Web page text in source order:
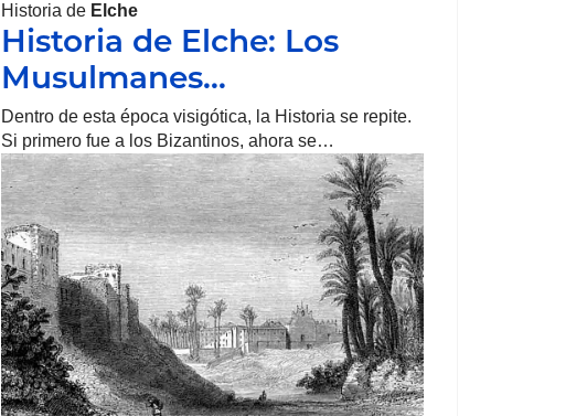
Historia de Elche
Historia de Elche: Los
Musulmanes…
Dentro de esta época visigótica, la Historia se repite.
Si primero fue a los Bizantinos, ahora se…